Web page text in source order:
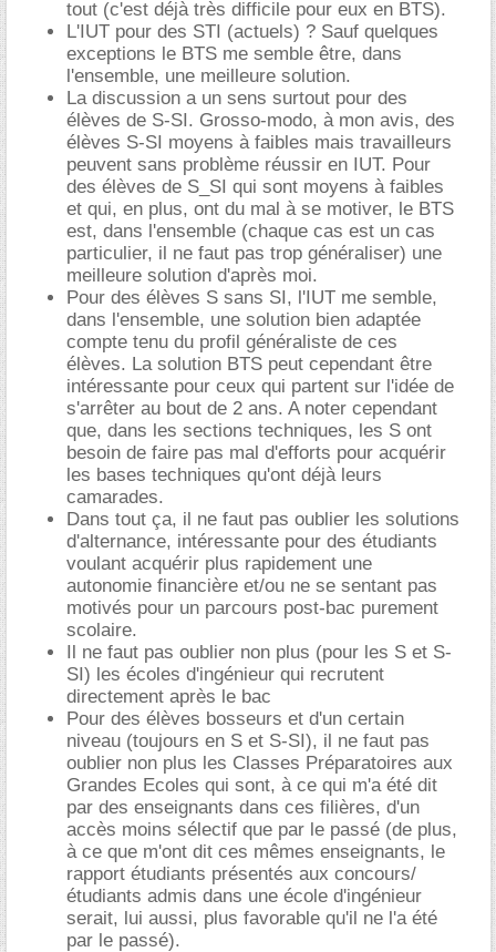
tout (c'est déjà très difficile pour eux en BTS).
L'IUT pour des STI (actuels) ? Sauf quelques
exceptions le BTS me semble être, dans
l'ensemble, une meilleure solution.
La discussion a un sens surtout pour des
élèves de S-SI. Grosso-modo, à mon avis, des
élèves S-SI moyens à faibles mais travailleurs
peuvent sans problème réussir en IUT. Pour
des élèves de S_SI qui sont moyens à faibles
et qui, en plus, ont du mal à se motiver, le BTS
est, dans l'ensemble (chaque cas est un cas
particulier, il ne faut pas trop généraliser) une
meilleure solution d'après moi.
Pour des élèves S sans SI, l'IUT me semble,
dans l'ensemble, une solution bien adaptée
compte tenu du profil généraliste de ces
élèves. La solution BTS peut cependant être
intéressante pour ceux qui partent sur l'idée de
s'arrêter au bout de 2 ans. A noter cependant
que, dans les sections techniques, les S ont
besoin de faire pas mal d'efforts pour acquérir
les bases techniques qu'ont déjà leurs
camarades.
Dans tout ça, il ne faut pas oublier les solutions
d'alternance, intéressante pour des étudiants
voulant acquérir plus rapidement une
autonomie financière et/ou ne se sentant pas
motivés pour un parcours post-bac purement
scolaire.
Il ne faut pas oublier non plus (pour les S et S-
SI) les écoles d'ingénieur qui recrutent
directement après le bac
Pour des élèves bosseurs et d'un certain
niveau (toujours en S et S-SI), il ne faut pas
oublier non plus les Classes Préparatoires aux
Grandes Ecoles qui sont, à ce qui m'a été dit
par des enseignants dans ces filières, d'un
accès moins sélectif que par le passé (de plus,
à ce que m'ont dit ces mêmes enseignants, le
rapport étudiants présentés aux concours/
étudiants admis dans une école d'ingénieur
serait, lui aussi, plus favorable qu'il ne l'a été
par le passé).